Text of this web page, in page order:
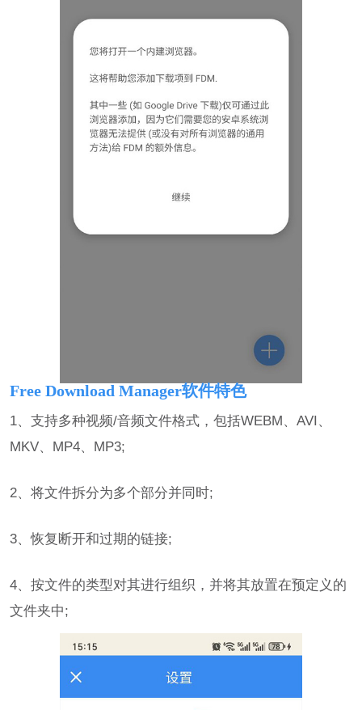
Free Download Manager软件特色
1、支持多种视频/音频文件格式，包括WEBM、AVI、
MKV、MP4、MP3;
2、将文件拆分为多个部分并同时;
3、恢复断开和过期的链接;
4、按文件的类型对其进行组织，并将其放置在预定义的
文件夹中;